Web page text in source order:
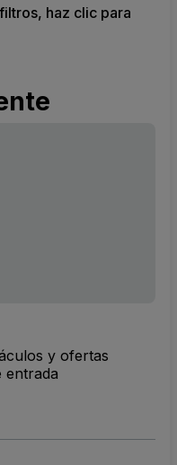
haz clic para
y ofertas
entrada